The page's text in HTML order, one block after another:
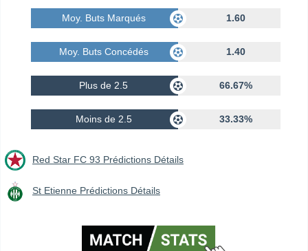
Moy. Buts Marqués 1.60
Moy. Buts Concédés 1.40
Plus de 2.5 66.67%
Moins de 2.5 33.33%
Red Star FC 93 Prédictions Détails
St Etienne Prédictions Détails